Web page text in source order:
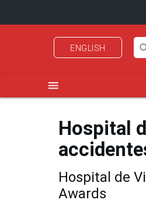
ENGLISH
menu
Hospital
Hospital de
Awards